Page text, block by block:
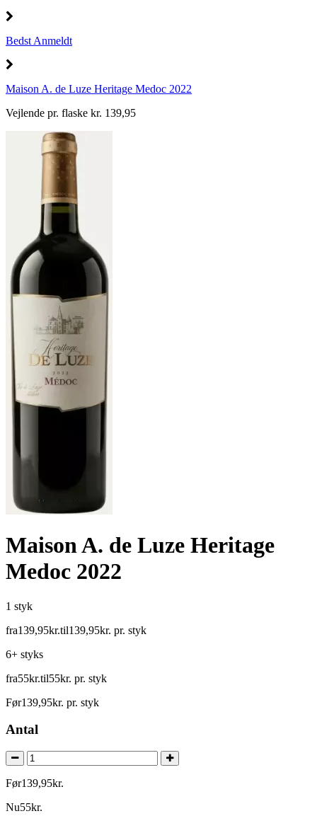
Bedst Anmeldt
Maison A. de Luze Heritage Medoc 2022
Vejlende pr. flaske kr. 139,95
Maison A. de Luze Heritage
Medoc 2022
1 styk
fra139,95kr.til139,95kr. pr. styk
6+ styks
fra55kr.til55kr. pr. styk
Før139,95kr. pr. styk
Antal
Før139,95kr.
Nu55kr.